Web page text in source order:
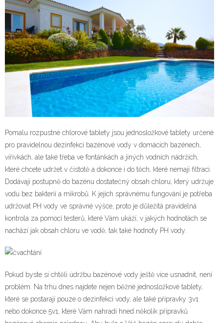
Pomalu rozpustné chlorové tablety jsou jednosložkové tablety určené
pro pravidelnou dezinfekci bazénové vody v domácích bazénech,
vířivkách, ale také třeba ve fontánkách a jiných vodních nádržích,
které chcete udržet v čistotě a dokonce i do těch, které nemají filtraci.
Dodávají postupně do bazénu dostatečný obsah chloru, který udržuje
vodu bez bakterií a mikrobů. K jejich správnému fungování je potřeba
udržovat PH vody ve správné výšce, proto je důležitá pravidelná
kontrola za pomocí testerů, které Vám ukáží, v jakých hodnotách se
nachází jak obsah chloru ve vodě, tak také hodnoty PH vody.
Pokud byste si chtěli údržbu bazénové vody ještě více usnadnit, není
problém. Na trhu dnes najdete nejen běžné jednosložkové tablety,
které se postarají pouze o dezinfekci vody, ale také přípravky 3v1
nebo dokonce 5v1, které Vám nahradí hned několik přípravků